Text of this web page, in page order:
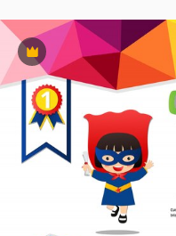
Premium